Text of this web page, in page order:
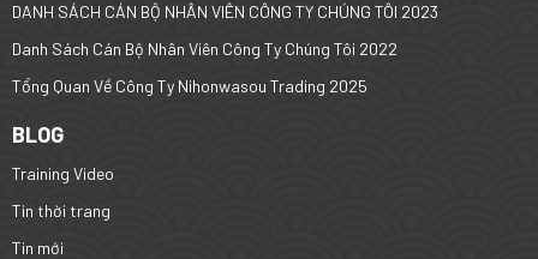
DANH SÁCH CÁN BỘ NHÂN VIÊN CÔNG TY CHÚNG TÔI 2023
Danh Sách Cán Bộ Nhân Viên Công Ty Chúng Tôi 2022
Tổng Quan Về Công Ty Nihonwasou Trading 2025
BLOG
Training Video
Tin thời trang
Tin mới